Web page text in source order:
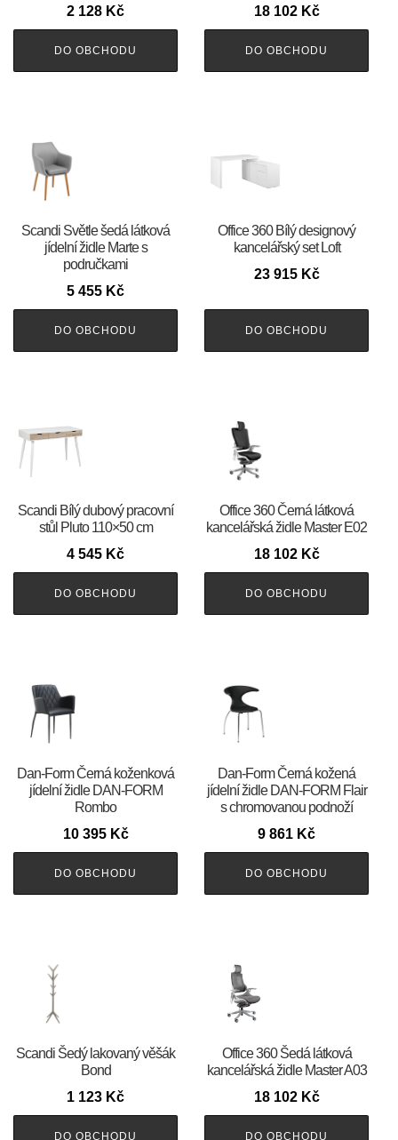
2 128 Kč
DO OBCHODU
18 102 Kč
DO OBCHODU
Scandi Světle šedá látková
jídelní židle Marte s
područkami
5 455 Kč
DO OBCHODU
Office 360 Bílý designový
kancelářský set Loft
23 915 Kč
DO OBCHODU
Scandi Bílý dubový pracovní
stůl Pluto 110×50 cm
4 545 Kč
DO OBCHODU
Office 360 Černá látková
kancelářská židle Master E02
18 102 Kč
DO OBCHODU
​​​​​Dan-Form Černá koženková
jídelní židle DAN-FORM
Rombo
10 395 Kč
DO OBCHODU
​​​​​Dan-Form Černá kožená
jídelní židle DAN-FORM Flair
s chromovanou podnoží
9 861 Kč
DO OBCHODU
Scandi Šedý lakovaný věšák
Bond
1 123 Kč
DO OBCHODU
Office 360 Šedá látková
kancelářská židle Master A03
18 102 Kč
DO OBCHODU